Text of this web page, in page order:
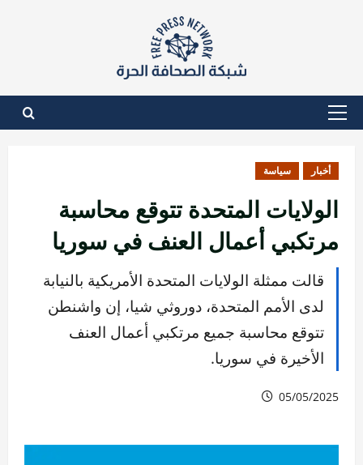
القائمة
أخبار سياسة
الولايات المتحدة تتوقع محاسبة
مرتكبي أعمال العنف في سوريا
قالت ممثلة الولايات المتحدة الأمريكية بالنيابة
لدى الأمم المتحدة، دوروثي شيا، إن واشنطن
تتوقع محاسبة جميع مرتكبي أعمال العنف
الأخيرة في سوريا.
05/05/2025